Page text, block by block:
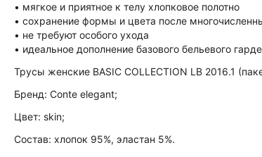
• мягкое и приятное к телу хлопковое полотно
• сохранение формы и цвета после
• не требуют особого ухода
• идеальное дополнение базового бельевого
Трусы женские BASIC COLLECTION LB 2016.1
Бренд: Conte elegant;
Цвет: skin;
Состав: хлопок 95%, эластан 5%.